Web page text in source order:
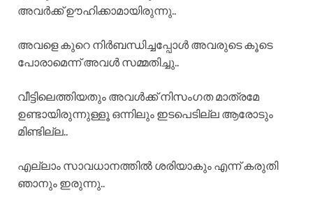
അവർക്ക് ഊഹിക്കാമായിരുന്നു..
അവളെ കുറെ നിർബന്ധിച്ചപ്പോൾ അവരുടെ കൂടെ
പോരാമെന്ന് അവൾ സമ്മതിച്ചു..
വീട്ടിലെത്തിയതും അവൾക്ക് നിസംഗത മാത്രമേ
ഉണ്ടായിരുന്നുള്ളൂ ഒന്നിലും ഇടപെടില്ല ആരോടും
മിണ്ടില്ല..
എല്ലാം സാവധാനത്തിൽ ശരിയാകും എന്ന് കരുതി
ഞാനും ഇരുന്നു..